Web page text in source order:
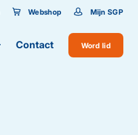
Webshop Mijn SGP
Word lid
Contact